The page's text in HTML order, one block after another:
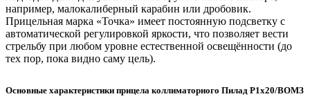
например, малокалиберный карабин или дробовик.
Прицельная марка «Точка» имеет постоянную подсветку с
автоматической регулировкой яркости, что позволяет вести
стрельбу при любом уровне естественной освещённости (до
тех пор, пока видно саму цель).
Основные характеристики прицела коллиматорного Пилад Р1х20/ВОМЗ